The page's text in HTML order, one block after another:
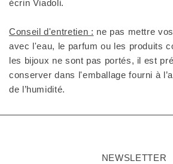
écrin Viadoli.
Conseil d'entretien : ne pas mettre
avec l'eau, le parfum ou les produits
les bijoux ne sont pas portés, il est
conserver dans l'emballage fourni à
de l’humidité.
NEWSLETTER